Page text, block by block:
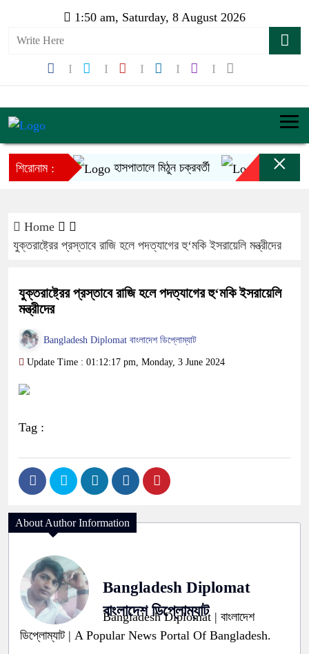
1:50 am, Saturday, 8 August 2026
শিরোনাম : হাসপাতালে মিঠুন চক্রবর্তী ইনফান্তিনোর
×
Home
যুক্তরাষ্ট্রের প্রস্তাবে রাজি হলে পদত্যাগের হু‘মকি ইসরায়েলি মন্ত্রীদের
যুক্তরাষ্ট্রের প্রস্তাবে রাজি হলে পদত্যাগের হু‘মকি ইসরায়েলি
মন্ত্রীদের
Bangladesh Diplomat বাংলাদেশ ডিপ্লোম্যাট
Update Time : 01:12:17 pm, Monday, 3 June 2024
Tag :
About Author Information
Bangladesh Diplomat
বাংলাদেশ ডিপ্লোম্যাট
Bangladesh Diplomat | বাংলাদেশ
ডিপ্লোম্যাট | A Popular News Portal Of Bangladesh.